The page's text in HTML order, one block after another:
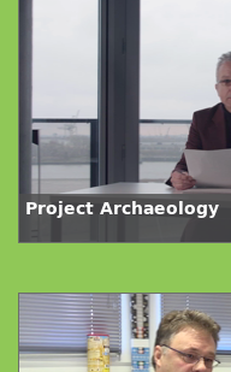
Project Archaeology